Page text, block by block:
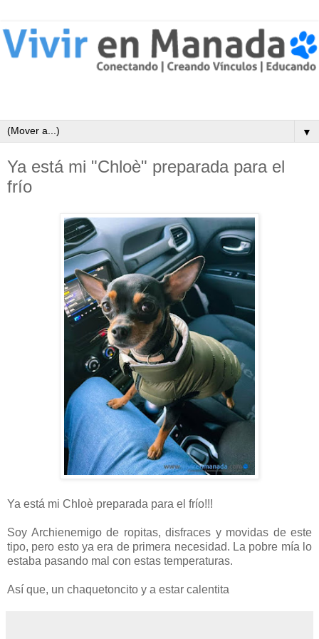
▼
Ya está mi "Chloè" preparada para el
frío
Ya está mi Chloè preparada para el frío!!!
Soy Archienemigo de ropitas, disfraces y movidas de este
tipo, pero esto ya era de primera necesidad. La pobre mía lo
estaba pasando mal con estas temperaturas.
Así que, un chaquetoncito y a estar calentita